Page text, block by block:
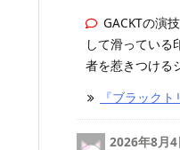
GACKTの演
して滑ってい
者を惹きつける
『ブラック
2026年8月4